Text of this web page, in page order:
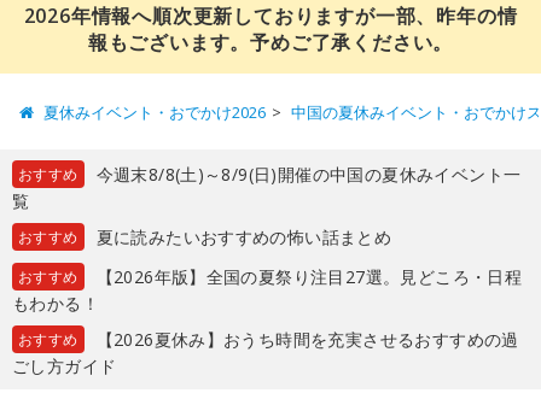
2026年情報へ順次更新しておりますが一部、昨年の情
報もございます。予めご了承ください。
夏休みイベント・おでかけ2026 中国の夏休みイベント・おでかけ
おすすめ
今週末8/8(土)～8/9(日)開催の中国の夏休みイベント一
覧
おすすめ 夏に読みたいおすすめの怖い話まとめ
おすすめ
【2026年版】全国の夏祭り注目27選。見どころ・日程
もわかる！
おすすめ
【2026夏休み】おうち時間を充実させるおすすめの過
ごし方ガイド